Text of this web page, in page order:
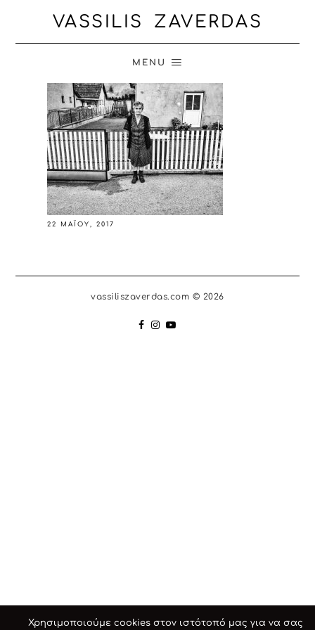
VASSILIS ZAVERDAS
MENU
22 ΜΑΪ́ΟΥ, 2017
vassiliszaverdas.com © 2026
Χρησιμοποιούμε cookies στον ιστότοπό μας για να σας